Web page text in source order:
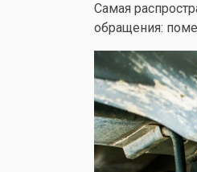
Самая
обращения: